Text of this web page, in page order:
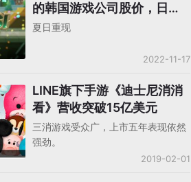
的韩国游戏公司股价，日本
巨头LINE入场
夏日重现
2022-11-17
LINE旗下手游《迪士尼消消
看》营收突破15亿美元
三消游戏受众广，上市五年表现依然
强劲。
2019-02-01